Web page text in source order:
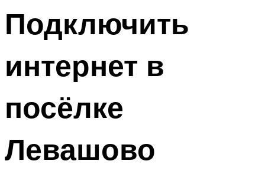
Подключить
интернет в
посёлке
Левашово